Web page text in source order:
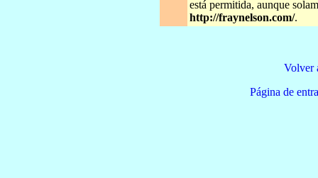
está permitida, aunque
http://fraynelson.com/.
Volver
Página de